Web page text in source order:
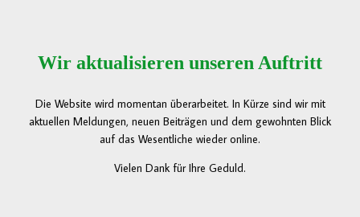
Wir aktualisieren unseren Auftritt
Die Website wird momentan überarbeitet. In Kürze sind wir mit
aktuellen Meldungen, neuen Beiträgen und dem gewohnten Blick
auf das Wesentliche wieder online.
Vielen Dank für Ihre Geduld.